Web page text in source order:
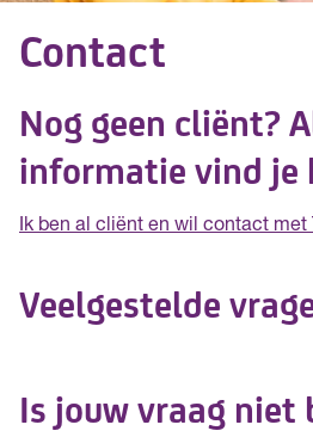
Contact
Nog geen cliënt?
informatie vind je
Ik ben al cliënt en wil contact met
Veelgestelde
Is jouw vraag niet